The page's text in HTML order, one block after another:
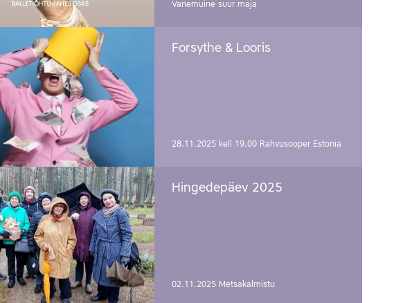
Vanemuine suur maja
Forsythe & Looris
28.11.2025 kell 19.00 Rahvusooper Estonia
Hingedepäev 2025
02.11.2025 Metsakalmistu